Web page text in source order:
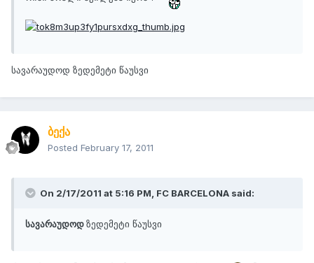
სავარაუდოდ ზედემეტი წაუსვი
ბექა
Posted February 17, 2011
On 2/17/2011 at 5:16 PM, FC BARCELONA said:
სავარაუდოდზედემეტი წაუსვი